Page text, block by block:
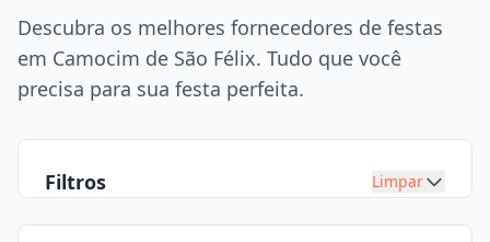
Festa na mesa
Mesas e cadeiras
DJ
Buffet infantil
Descubra os melhores fornecedores de festas
em Camocim de São Félix. Tudo que você
precisa para sua festa perfeita.
Filtros Limpar